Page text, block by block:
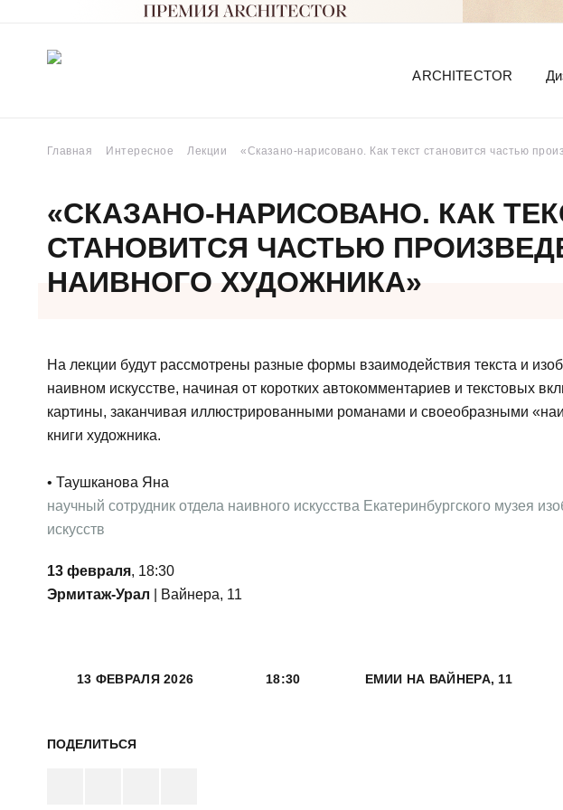
ARCHITECTOR
Главная Интересное Лекции «Сказано-нарисовано. Как текст становится частью
«СКАЗАНО-НАРИСОВАНО. КАК
СТАНОВИТСЯ ЧАСТЬЮ
НАИВНОГО ХУДОЖНИКА»
На лекции будут рассмотрены разные формы взаимодействия текста и
наивном искусстве, начиная от коротких автокомментариев и текстовых
картины, заканчивая иллюстрированными романами и своеобразными
книги художника.
• Таушканова Яна
научный сотрудник отдела наивного искусства Екатеринбургского музея
искусств
13 февраля, 18:30
Эрмитаж-Урал | Вайнера, 11
13 ФЕВРАЛЯ 2026 18:30 ЕМИИ НА ВАЙНЕРА, 11
ПОДЕЛИТЬСЯ